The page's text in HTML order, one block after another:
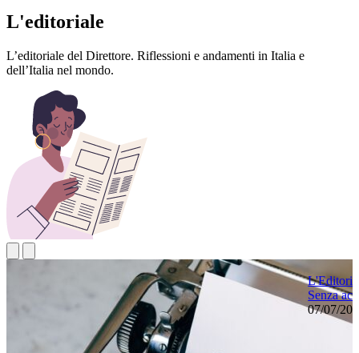
L'editoriale
L’editoriale del Direttore. Riflessioni e andamenti in Italia e
dell’Italia nel mondo.